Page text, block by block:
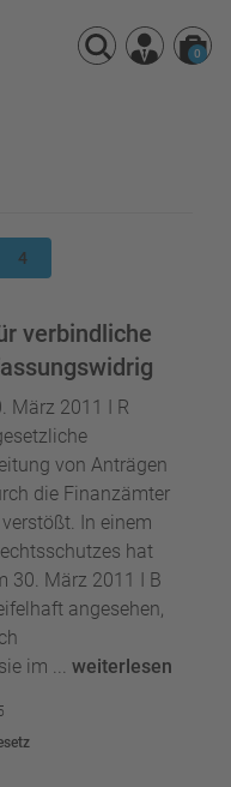
0
4
verbindliche
März 2011 I R
von Anträgen
die Finanzämter
In einem
hat
30. März 2011 I B
angesehen,
im ... weiterlesen